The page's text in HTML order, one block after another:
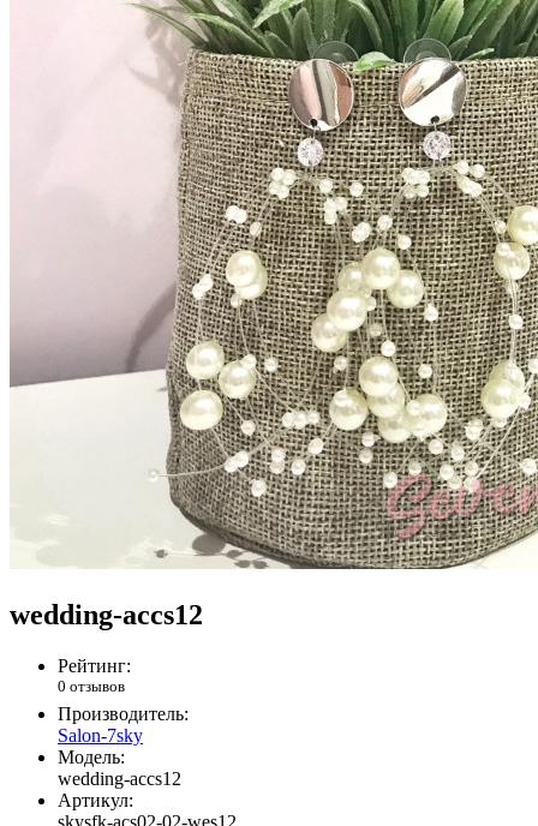
wedding-accs12
Рейтинг:
0 отзывов
Производитель:
Salon-7sky
Модель:
wedding-accs12
Артикул: